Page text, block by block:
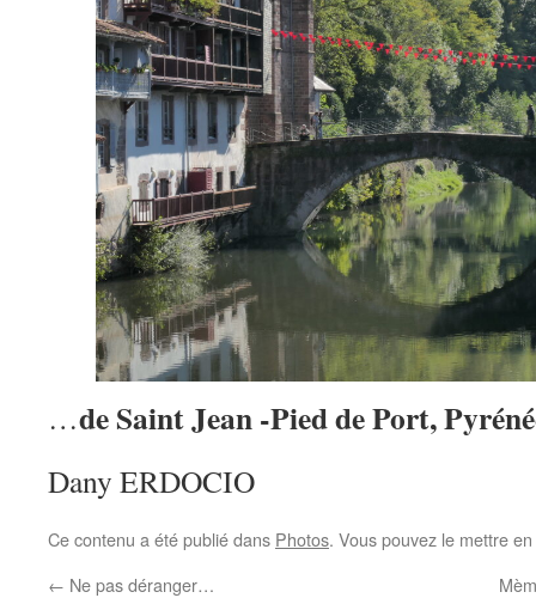
…de Saint Jean -Pied de Port,
Dany ERDOCIO
Ce contenu a été publié dans Photos. Vous pouvez le mettre
← Ne pas déranger…